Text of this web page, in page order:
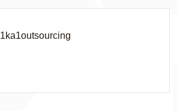
1ka1outsourcing